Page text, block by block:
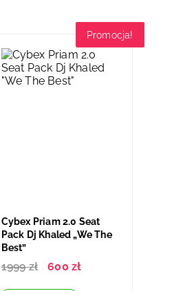
Promocja!
Cybex Priam 2.0 Seat
Pack Dj Khaled „We The
Best”
1999zł 600 zł